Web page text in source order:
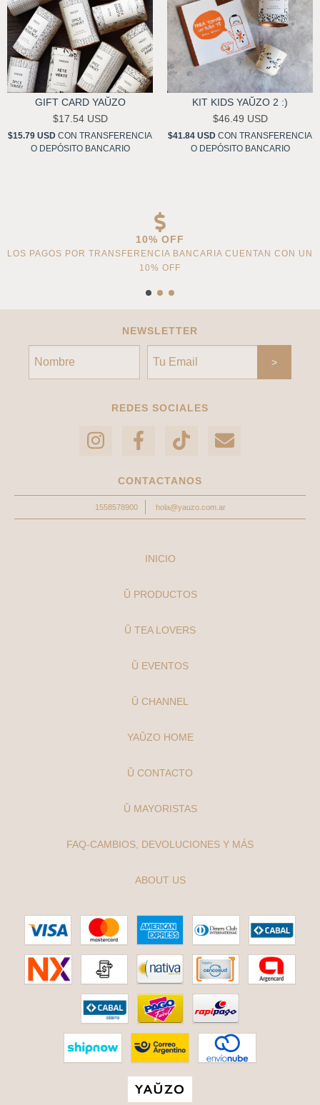
GIFT CARD YAŬZO
$17.54 USD
$15.79 USD CON TRANSFERENCIA
O DEPÓSITO BANCARIO
KIT KIDS YAŬZO 2 :)
$46.49 USD
$41.84 USD CON TRANSFERENCIA
O DEPÓSITO BANCARIO
10% OFF
LOS PAGOS POR TRANSFERENCIA BANCARIA CUENTAN CON UN
10% OFF
NEWSLETTER
REDES SOCIALES
CONTACTANOS
1558578900 hola@yauzo.com.ar
INICIO
Ŭ PRODUCTOS
Ŭ TEA LOVERS
Ŭ EVENTOS
Ŭ CHANNEL
YAŬZO HOME
Ŭ CONTACTO
Ŭ MAYORISTAS
FAQ-CAMBIOS, DEVOLUCIONES Y MÁS
ABOUT US